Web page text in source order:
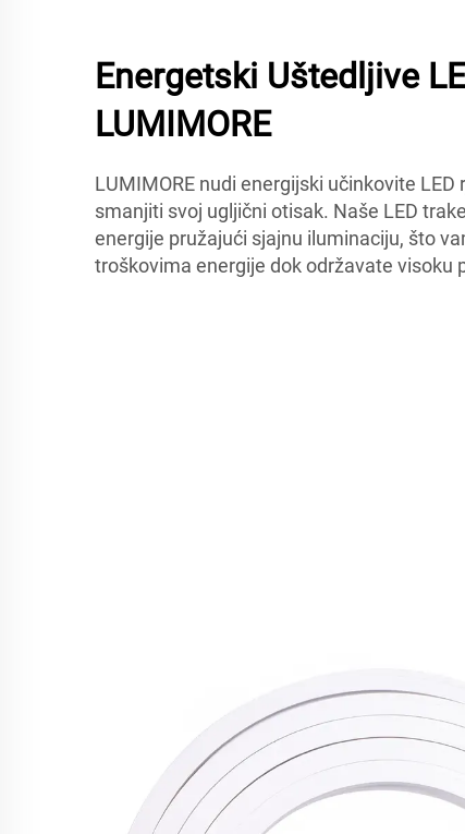
Energetski Uštedljive
LUMIMORE
LUMIMORE nudi energijski učinkovite
smanjiti svoj ugljični otisak. Naše LED
energije pružajući sjajnu iluminaciju, što
troškovima energije dok održavate visoku